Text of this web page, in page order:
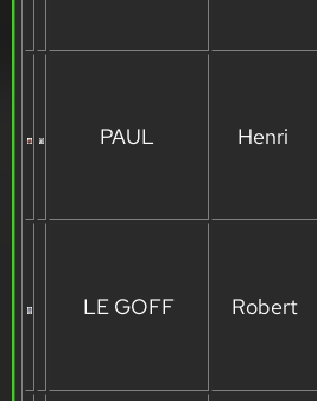
PAUL Henri
LE GOFF Robert